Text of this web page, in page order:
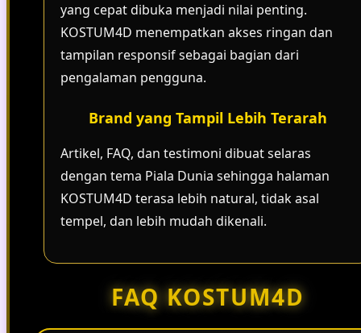
yang cepat dibuka menjadi nilai penting.
KOSTUM4D menempatkan akses ringan dan
tampilan responsif sebagai bagian dari
pengalaman pengguna.
Brand yang Tampil Lebih Terarah
Artikel, FAQ, dan testimoni dibuat selaras
dengan tema Piala Dunia sehingga halaman
KOSTUM4D terasa lebih natural, tidak asal
tempel, dan lebih mudah dikenali.
FAQ KOSTUM4D